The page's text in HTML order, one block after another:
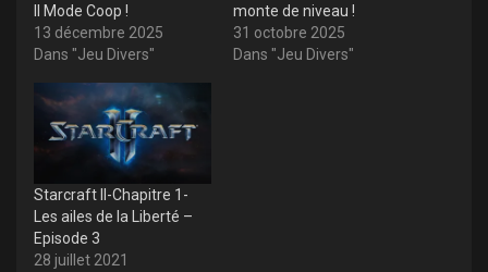
II Mode Coop !
13 décembre 2025
Dans "Jeu Divers"
monte de niveau !
31 octobre 2025
Dans "Jeu Divers"
Starcraft II-Chapitre 1-
Les ailes de la Liberté –
Episode 3
28 juillet 2021